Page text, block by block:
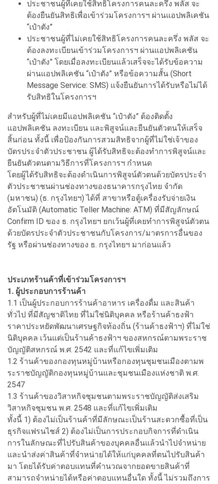
ประชาชนผู้ที่เคยใช้สิทธิโครงการคนละครึ่ง พลัส จะ
ต้องยืนยันสิทธิเพื่อเข้าร่วมโครงการฯ ผ่านแอปพลิเคชัน
“เป๋าตัง”
ประชาชนผู้ที่ไม่เคยใช้สิทธิโครงการคนละครึ่ง พลัส จะ
ต้องลงทะเบียนเข้าร่วมโครงการฯ ผ่านแอปพลิเคชัน
“เป๋าตัง” โดยเมื่อลงทะเบียนแล้วเสร็จจะได้รับข้อความ
ผ่านแอปพลิเคชัน “เป๋าตัง” หรือข้อความสั้น (Short
Message Service: SMS) แจ้งยืนยันการได้รับหรือไม่ได้
รับสิทธิในโครงการฯ
สำหรับผู้ที่ไม่เคยมีแอปพลิเคชัน “เป๋าตัง” ต้องติดตั้ง
แอปพลิเคชัน ลงทะเบียน และพิสูจน์และยืนยันตัวตนให้เสร็จ
สิ้นก่อน ทั้งนี้ เพื่อป้องกันการสวมสิทธิจากผู้ที่ไม่ใช่เจ้าของ
บัตรประจำตัวประชาชน ผู้ได้รับสิทธิจะต้องทำการพิสูจน์และ
ยืนยันตัวตนตามวิธีการที่โครงการฯ กำหนด
โดยผู้ได้รับสิทธิจะต้องดำเนินการพิสูจน์ตัวตนด้วยบัตรประจำ
ตัวประชาชนผ่านช่องทางของธนาคารกรุงไทย จำกัด
(มหาชน) (ธ. กรุงไทยฯ) ได้ที่ สาขาหรือตู้เครื่องรับจ่ายเงิน
อัตโนมัติ (Automatic Teller Machine: ATM) ที่มีสัญลักษณ์
Confirm ID ของ ธ. กรุงไทยฯ ยกเว้นผู้ที่เคยทำการพิสูจน์ตัวตน
ด้วยบัตรประจำตัวประชาชนกับโครงการ/มาตรการอื่นของ
รัฐ หรือผ่านช่องทางของ ธ. กรุงไทยฯ มาก่อนแล้ว
ประเภทร้านค้าที่เข้าร่วมโครงการฯ
1. ผู้ประกอบการร้านค้า
1.1 เป็นผู้ประกอบการร้านค้าอาหาร เครื่องดื่ม และสินค้า
ทั่วไป ที่มีสัญชาติไทย ที่ไม่ใช่นิติบุคคล หรือร้านค้าธงฟ้า
ราคาประหยัดพัฒนาเศรษฐกิจท้องถิ่น (ร้านค้าธงฟ้าฯ) ที่ไม่ใช่
นิติบุคคล เว้นแต่เป็นร้านค้าธงฟ้าฯ ของสหกรณ์ตามพระราช
บัญญัติสหกรณ์ พ.ศ. 2542 และที่แก้ไขเพิ่มเติม
1.2 ร้านค้าของกองทุนหมู่บ้านหรือกองทุนชุมชนเมืองตามพ
ระราชบัญญัติกองทุนหมู่บ้านและชุมชนเมืองแห่งชาติ พ.ศ.
2547
1.3 ร้านค้าของวิสาหกิจชุมชนตามพระราชบัญญัติส่งเสริม
วิสาหกิจชุมชน พ.ศ. 2548 และที่แก้ไขเพิ่มเติม
ทั้งนี้ 1) ต้องไม่เป็นร้านค้าที่มีลักษณะเป็นร้านสะดวกซื้อที่เป็น
ธุรกิจแฟรนไชส์ 2) ต้องไม่เป็นการประกอบกิจการที่ดำเนิน
การในลักษณะที่ไปรับสินค้าของบุคคลอื่นแล้วนำไปจำหน่าย
และนำส่งค่าสินค้าที่จำหน่ายได้ให้แก่บุคคลที่ตนไปรับสินค้า
มา โดยได้รับค่าตอบแทนที่คำนวณจากยอดขายสินค้าที่
สามารถจำหน่ายได้หรือค่าตอบแทนอื่นใด ทั้งนี้ ไม่รวมถึงการ